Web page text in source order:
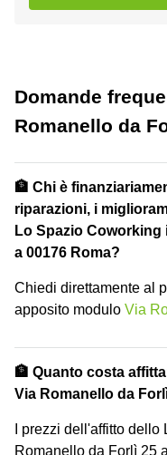
Domande
Romanello da
🏦 Chi è
riparazioni, i
Lo Spazio Coworking
a 00176 Roma?
Chiedi direttamente al
apposito modulo Via
🏦 Quanto costa
Via Romanello da
I prezzi dell'affitto
Romanello da Forlì 25